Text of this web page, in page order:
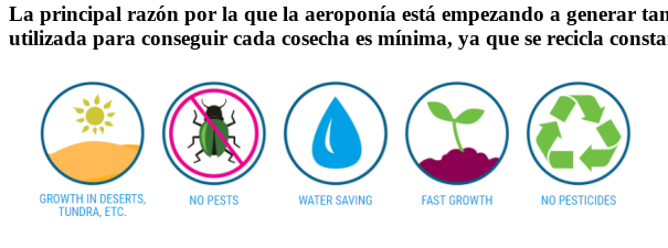
La principal razón por la que la aeroponía está empezando a generar
utilizada para conseguir cada cosecha es mínima, ya que se recicla